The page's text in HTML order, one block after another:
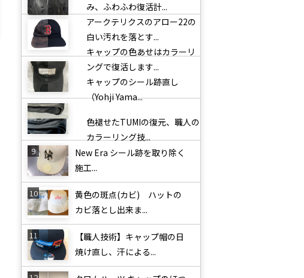
み、ふわふわ復活計...
アークテリクスのアロー22の
白い汚れを落とす...
キャップの色あせはカラーリ
ングで復活します...
キャップのシール跡直し
（Yohji Yama...
色褪せたTUMIの復元、職人の
カラーリング技...
New Era シール跡を取り除く
施工...
黄色の斑点(カビ) ハットの
カビ落とし出来ま...
【職人技術】キャップ帽の日
焼け直し、汗による...